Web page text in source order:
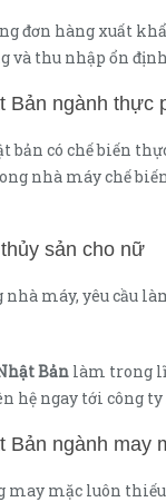
đơn hàng xuất
và thu nhập ổn
Bản ngành thực
bản có chế biến
nhà máy chế
sản cho nữ
nhà máy, yêu cầu
Bản làm trong
hệ ngay tới công
Bản ngành may
mặc luôn thiếu